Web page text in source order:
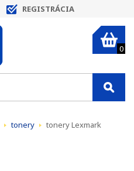
REGISTRÁCIA
0
tonery tonery Lexmark